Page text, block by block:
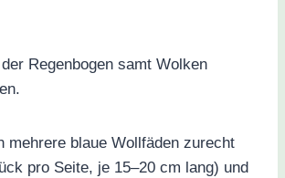
Regenbogen samt Wolken
mehrere blaue Wollfäden zurecht
pro Seite, je 15–20 cm lang) und